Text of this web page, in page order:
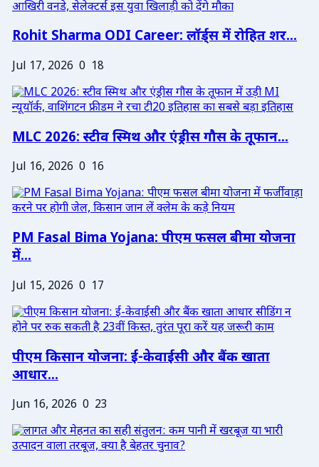
Rohit Sharma ODI Career: लॉर्ड्स में रोहित शर...
Jul 17, 2026 0 18
MLC 2026: स्टीव स्मिथ और एंड्रीस गौस के तूफान...
Jul 16, 2026 0 16
PM Fasal Bima Yojana: पीएम फसल बीमा योजना
में...
Jul 15, 2026 0 17
पीएम किसान योजना: ई-केवाईसी और बैंक खाता
आधार...
Jun 16, 2026 0 23